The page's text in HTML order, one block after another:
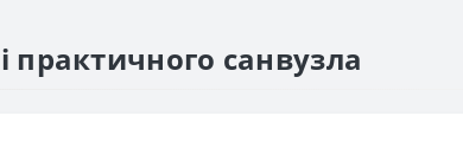
практичного санвузла